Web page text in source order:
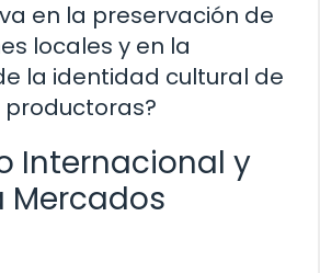
en la preservación de
locales y en la
la identidad cultural de
productoras?
Internacional y
Mercados